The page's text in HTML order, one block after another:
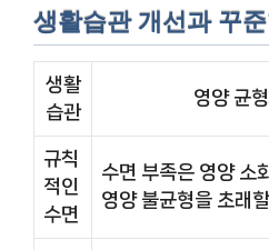
생활습관 개선과 꾸
생활
습관
영양 균
규칙
적인
수면
수면 부족은 영양 소
영양 불균형을 초래